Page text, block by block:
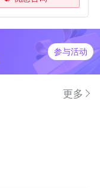
参与活动
更多